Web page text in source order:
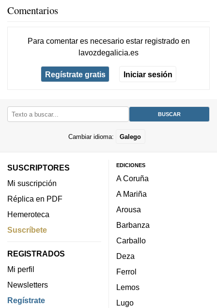
Comentarios
Para comentar es necesario estar registradoen
lavozdegalicia.es
Regístrate gratis Iniciar sesión
Cambiar idioma: Galego
SUSCRIPTORES
Mi suscripción
Réplica en PDF
Hemeroteca
Suscríbete
REGISTRADOS
Mi perfil
Newsletters
Regístrate
EDICIONES
A Coruña
A Mariña
Arousa
Barbanza
Carballo
Deza
Ferrol
Lemos
Lugo